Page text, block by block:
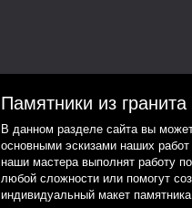
Памятники из гранита
В данном разделе сайта вы
основными эскизами наших работ
наши мастера выполнят работу
любой сложности или помогут
индивидуальный макет